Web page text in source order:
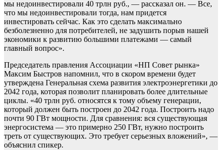
мы недоинвестировали 40 трлн руб., — рассказал он. — Все,
что мы недоинвестировали тогда, нам придется
инвестировать сейчас. Как это сделать максимально
безболезненно для потребителей, не задушить порыв нашей
экономики к развитию большими платежами — самый
главный вопрос».
Председатель правления Ассоциации «НП Совет рынка»
Максим Быстров напомнил, что в скором времени будет
утверждена Генеральная схема развития электроэнергетики до
2042 года, которая позволит планировать более длительные
циклы. «40 трлн руб. относятся к тому объему генерации,
который должен быть построен до 2042 года. Построить надо
почти 90 ГВт мощности. Для сравнения: вся существующая
энергосистема — это примерно 250 ГВт, нужно построить
треть от существующих. Это требует серьезных вложений», —
объяснил спикер.